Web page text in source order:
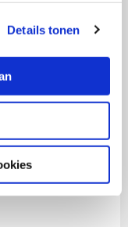
Details tonen
attributen,
te herkennen.
hersenen dit
met merken.
het
De
zijn: Continue,